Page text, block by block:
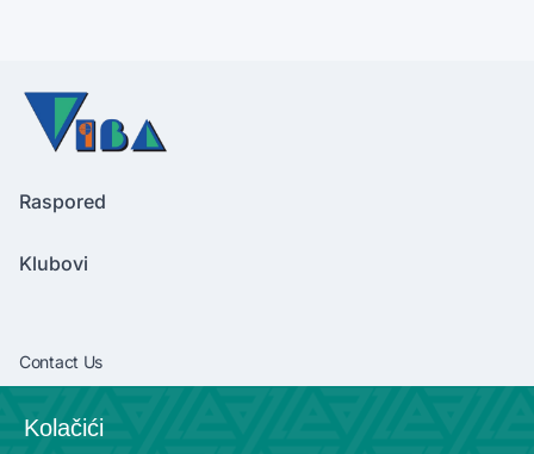
Raspored
Klubovi
Contact Us
+381638292540
Kolačići